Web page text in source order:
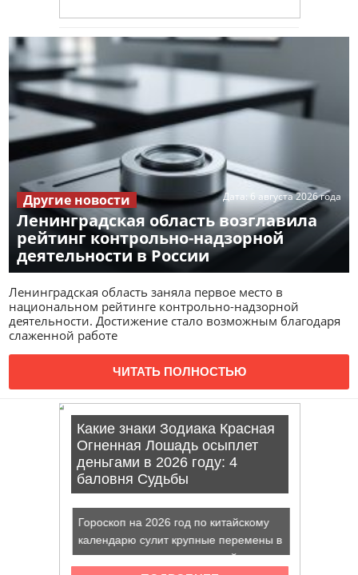
Ленинградская область возглавила
рейтинг контрольно-надзорной
деятельности в России
Дата: 6 августа 2026 года
Другие новости
Ленинградская область заняла первое место в
национальном рейтинге контрольно-надзорной
деятельности. Достижение стало возможным благодаря
слаженной работе
ЧИТАТЬ ПОЛНОСТЬЮ